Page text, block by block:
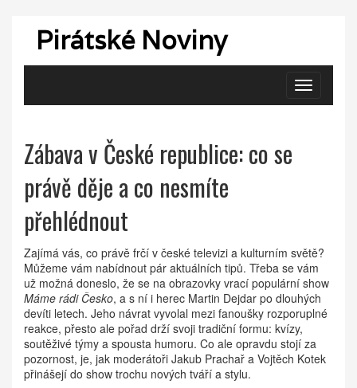
Pirátské Noviny
Zobrazit
navigaci
Zábava v České republice: co se
právě děje a co nesmíte
přehlédnout
Zajímá vás, co právě frčí v české televizi a kulturním světě?
Můžeme vám nabídnout pár aktuálních tipů. Třeba se vám
už možná doneslo, že se na obrazovky vrací populární show
Máme rádi Česko, a s ní i herec Martin Dejdar po dlouhých
devíti letech. Jeho návrat vyvolal mezi fanoušky rozporuplné
reakce, přesto ale pořad drží svoji tradiční formu: kvízy,
soutěživé týmy a spousta humoru. Co ale opravdu stojí za
pozornost, je, jak moderátoři Jakub Prachař a Vojtěch Kotek
přinášejí do show trochu nových tváří a stylu.